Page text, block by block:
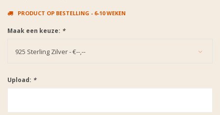
PRODUCT OP BESTELLING - 6-10 WEKEN
Maak een keuze: *
925 Sterling Zilver - €--,--
Upload: *